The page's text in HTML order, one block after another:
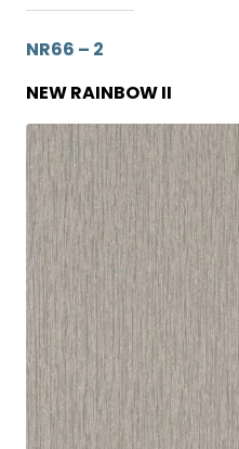
NR66 – 2
NEW RAINBOW II